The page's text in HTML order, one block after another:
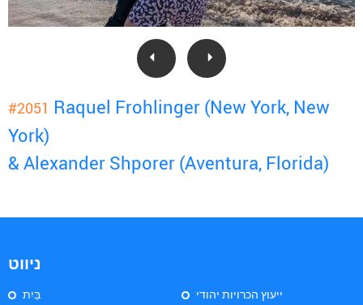
#2051 Raquel Frohlinger (New York, New
York)
& Alexander Shporer (Aventura, Florida)
ניווט
בַּיִת
ייעוץ הכרויות יהודי